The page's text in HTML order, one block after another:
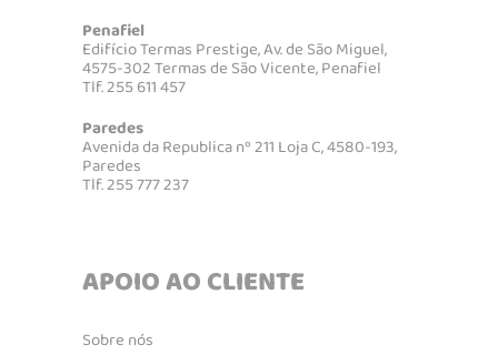
Penafiel
Edifício Termas Prestige, Av. de São Miguel,
4575-302 Termas de São Vicente, Penafiel
Tlf. 255 611 457
Paredes
Avenida da Republica nº 211 Loja C, 4580-193,
Paredes
Tlf. 255 777 237
APOIO AO CLIENTE
Sobre nós